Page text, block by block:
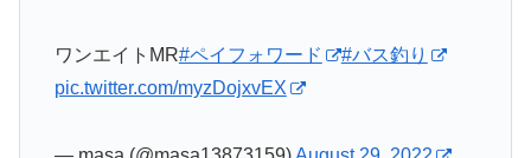
ワンエイトMR#ペイフォワード
#バス釣り
pic.twitter.com/myzDojxvEX